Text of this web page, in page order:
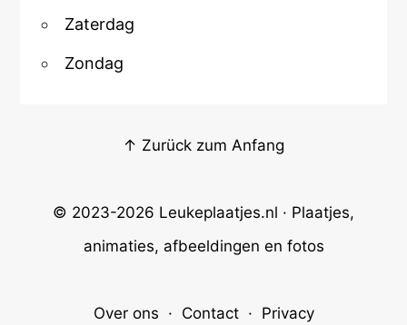
Zaterdag
Zondag
↑ Zurück zum Anfang
© 2023-2026 Leukeplaatjes.nl · Plaatjes,
animaties, afbeeldingen en fotos
Over ons · Contact· Privacy